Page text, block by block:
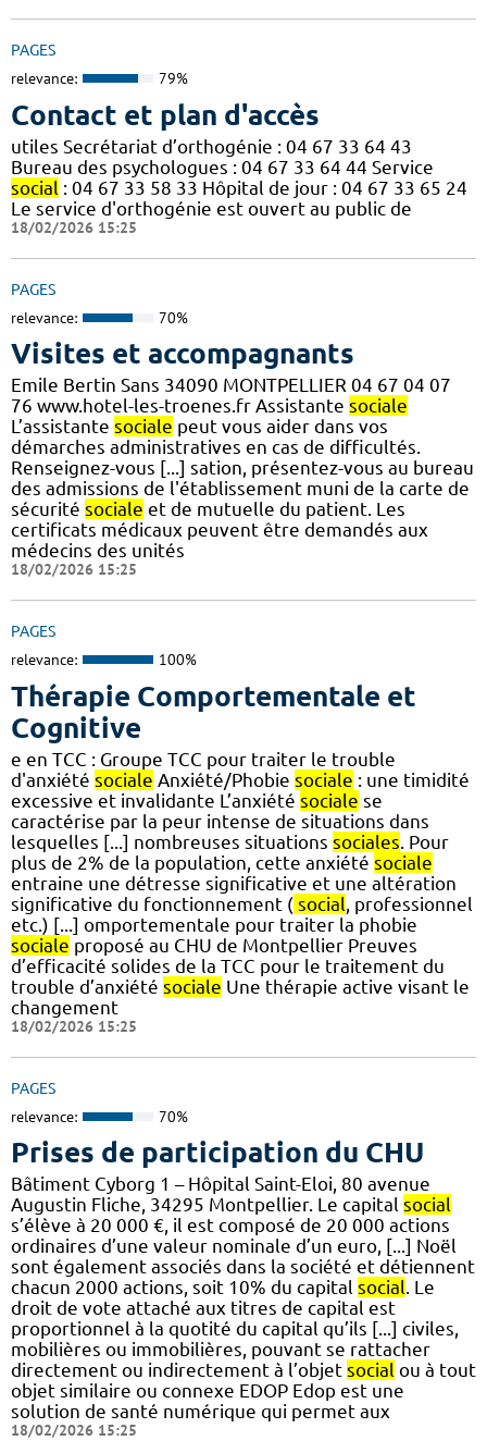
PAGES
relevance: 79%
Contact et plan d'accès
utiles Secrétariat d’orthogénie : 04 67 33 64 43
Bureau des psychologues : 04 67 33 64 44 Service
social : 04 67 33 58 33 Hôpital de jour : 04 67 33 65 24
Le service d'orthogénie est ouvert au public de
18/02/2026 15:25
PAGES
relevance: 70%
Visites et accompagnants
Emile Bertin Sans 34090 MONTPELLIER 04 67 04 07
76 www.hotel-les-troenes.fr Assistante sociale
L’assistante sociale peut vous aider dans vos
démarches administratives en cas de difficultés.
Renseignez-vous [...] sation, présentez-vous au bureau
des admissions de l'établissement muni de la carte de
sécurité sociale et de mutuelle du patient. Les
certificats médicaux peuvent être demandés aux
médecins des unités
18/02/2026 15:25
PAGES
relevance: 100%
Thérapie Comportementale et
Cognitive
e en TCC : Groupe TCC pour traiter le trouble
d'anxiété sociale Anxiété/Phobie sociale : une timidité
excessive et invalidante L’anxiété sociale se
caractérise par la peur intense de situations dans
lesquelles [...] nombreuses situations sociales . Pour
plus de 2% de la population, cette anxiété sociale
entraine une détresse significative et une altération
significative du fonctionnement ( social , professionnel
etc.) [...] omportementale pour traiter la phobie
sociale proposé au CHU de Montpellier Preuves
d’efficacité solides de la TCC pour le traitement du
trouble d’anxiété sociale Une thérapie active visant le
changement
18/02/2026 15:25
PAGES
relevance: 70%
Prises de participation du CHU
Bâtiment Cyborg 1 – Hôpital Saint-Eloi, 80 avenue
Augustin Fliche, 34295 Montpellier. Le capital social
s’élève à 20 000 €, il est composé de 20 000 actions
ordinaires d’une valeur nominale d’un euro, [...] Noël
sont également associés dans la société et détiennent
chacun 2000 actions, soit 10% du capital social. Le
droit de vote attaché aux titres de capital est
proportionnel à la quotité du capital qu’ils [...] civiles,
mobilières ou immobilières, pouvant se rattacher
directement ou indirectement à l’objet social ou à tout
objet similaire ou connexe EDOP Edop est une
solution de santé numérique qui permet aux
18/02/2026 15:25